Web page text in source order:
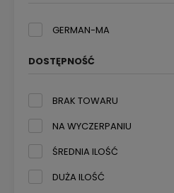
GERMAN-MA
DOSTĘPNOŚĆ
BRAK TOWARU
NA WYCZERPANIU
ŚREDNIA ILOŚĆ
DUŻA ILOŚĆ